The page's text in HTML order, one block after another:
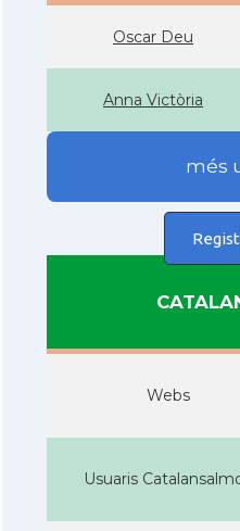
Oscar Deu
Anna Victòria
més
Webs
Usuaris